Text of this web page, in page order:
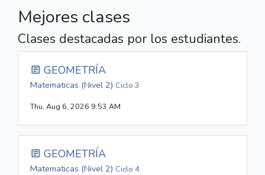
Mejores clases
Clases destacadas por los estudiantes.
GEOMETRÍA
Matematicas (Nivel 2) Ciclo 3
Thu, Aug 6, 2026 9:53 AM
GEOMETRÍA
Matematicas (Nivel 2) Ciclo 4